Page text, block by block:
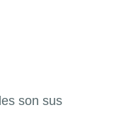
son sus